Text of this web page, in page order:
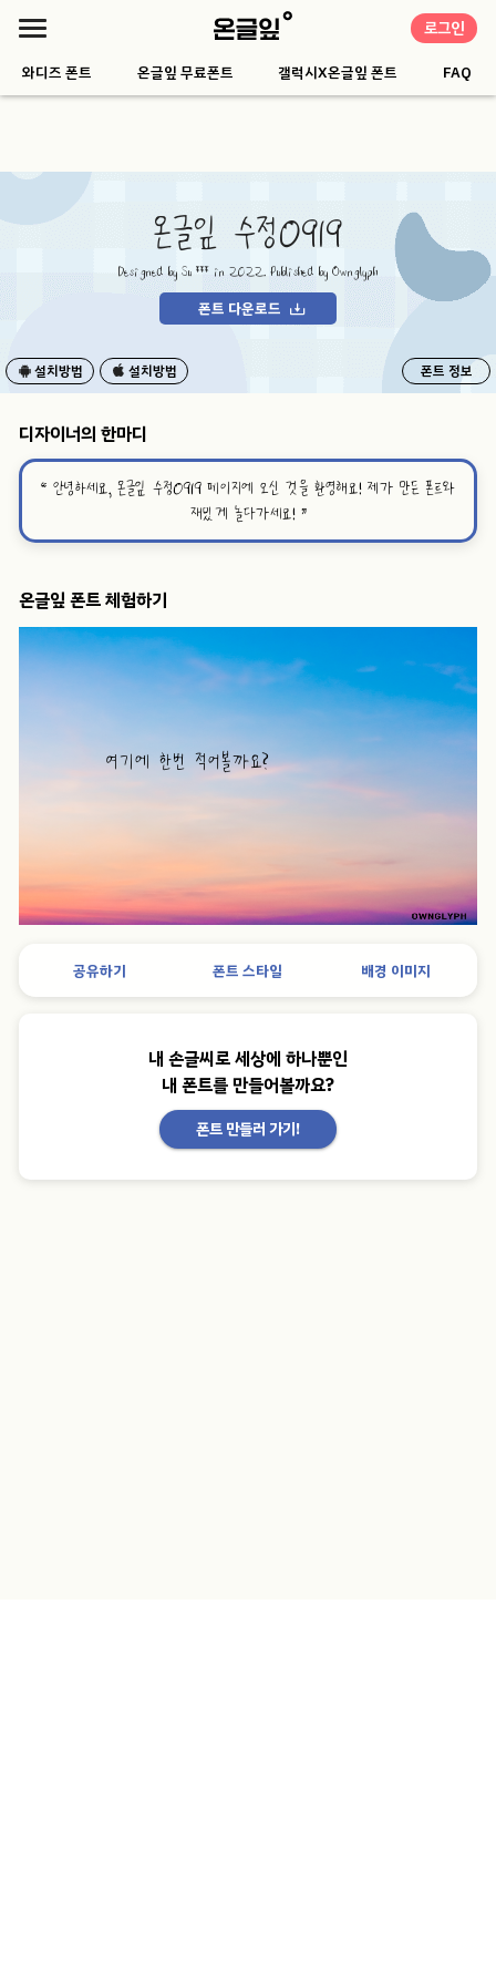
로그인
와디즈 폰트 온글잎 무료폰트 갤럭시X온글잎 폰트 FAQ
온글잎 수정0919
Designed by Su *** in 2022. Published by Ownglyph
폰트 다운로드
설치방법 설치방법 폰트 정보
디자이너의 한마디
“ 안녕하세요, 온글잎 수정0919 페이지에 오신 것을 환영해요! 제가 만든 폰트와
재밌게 놀다가세요!”
온글잎 폰트 체험하기
공유하기 폰트 스타일 배경 이미지
내 손글씨로 세상에 하나뿐인
내 폰트를 만들어볼까요?
폰트 만들러 가기!